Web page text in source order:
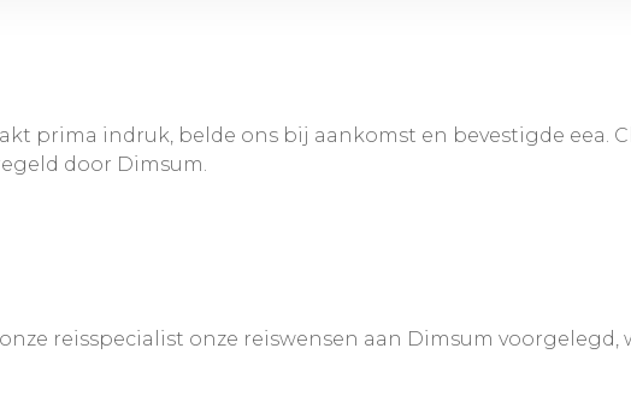
prima indruk, belde ons bij aankomst en bevestigde eea.
door Dimsum.
reisspecialist onze reiswensen aan Dimsum